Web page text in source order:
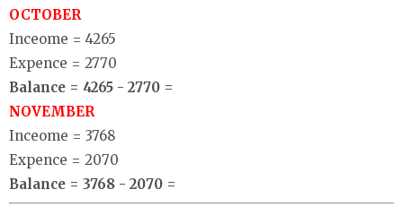
OCTOBER
Inceome = 4265
Expence = 2770
Balance = 4265 - 2770 =
NOVEMBER
Inceome = 3768
Expence = 2070
Balance = 3768 - 2070 =